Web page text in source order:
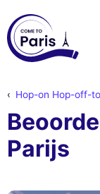
Hop-on Hop-off-
Parijs